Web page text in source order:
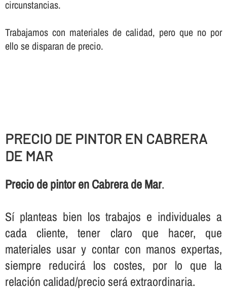
circunstancias.
Trabajamos con materiales de calidad, pero que no por
ello se disparan de precio.
PRECIO DE PINTOR EN CABRERA
DE MAR
Precio de pintor en Cabrera de Mar.
Sí­ planteas bien los trabajos e individuales a
cada cliente, tener claro que hacer, que
materiales usar y contar con manos expertas,
siempre reducirá los costes, por lo que la
relación calidad/precio será extraordinaria.